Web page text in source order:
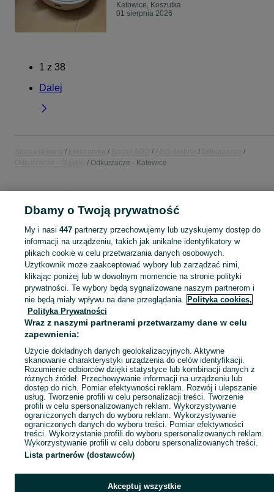
Katowice, Koszutka
01 sierpnia 2026
1 z 38
Dalej
Odkurzacze - Katowice
KATEGORIA
Mapa kategorii
Mapa miejscowości
Mapa ministron
Popularne wyszukiwania
Dbamy o Twoją prywatność
My i nasi 447partnerzy przechowujemy lub uzyskujemy dostęp do
informacji na urządzeniu, takich jak unikalne identyfikatory w
plikach cookie w celu przetwarzania danych osobowych.
Użytkownik może zaakceptować wybory lub zarządzać nimi,
klikając poniżej lub w dowolnym momencie na stronie polityki
prywatności. Te wybory będą sygnalizowane naszym partnerom i
nie będą miały wpływu na dane przeglądania. Polityka cookies,
Polityka Prywatności
Wraz z naszymi partnerami przetwarzamy dane w celu
zapewnienia:
Użycie dokładnych danych geolokalizacyjnych. Aktywne
skanowanie charakterystyki urządzenia do celów identyfikacji.
Rozumienie odbiorców dzięki statystyce lub kombinacji danych z
różnych źródeł. Przechowywanie informacji na urządzeniu lub
dostęp do nich. Pomiar efektywności reklam. Rozwój i ulepszanie
usług. Tworzenie profili w celu personalizacji treści. Tworzenie
profili w celu spersonalizowanych reklam. Wykorzystywanie
ograniczonych danych do wyboru reklam. Wykorzystywanie
ograniczonych danych do wyboru treści. Pomiar efektywności
treści. Wykorzystanie profili do wyboru spersonalizowanych reklam.
Wykorzystywanie profili w celu doboru spersonalizowanych treści.
Lista partnerów (dostawców)
Akceptuj wszystkie